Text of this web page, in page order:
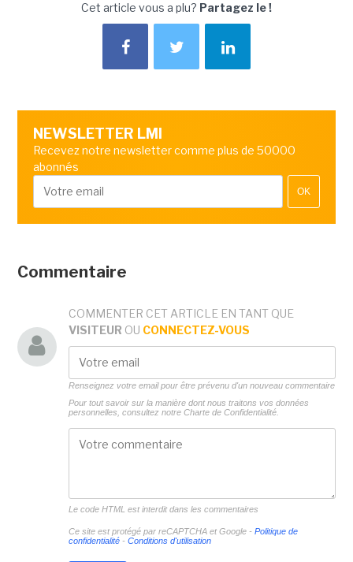
Cet article vous a plu? Partagez le !
NEWSLETTER LMI
Recevez notre newsletter comme plus de 50000
abonnés
OK
Commentaire
COMMENTER CET ARTICLE EN TANT QUE
VISITEUR OU CONNECTEZ-VOUS
Renseignez votre email pour être prévenu d'un nouveau commentaire
Pour tout savoir sur la manière dont nous traitons vos données
personnelles, consultez notre Charte de Confidentialité.
Le code HTML est interdit dans les commentaires
Ce site est protégé par reCAPTCHA et Google - Politique de
confidentialité- Conditions d'utilisation